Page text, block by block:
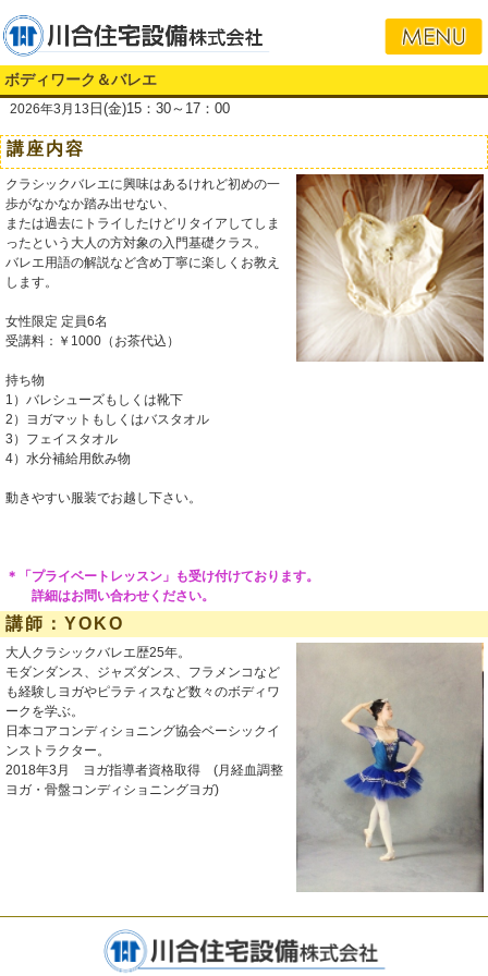
ボディワーク＆バレエ
2026年3月13 日(金)15：30～17：00
講座内容
クラシックバレエに興味はあるけれど初めの一
歩がなかなか踏み出せない、
または過去にトライしたけどリタイアしてしま
ったという大人の方対象の入門基礎クラス。
バレエ用語の解説など含め丁寧に楽しくお教え
します。
女性限定 定員6名
受講料：￥1000（お茶代込）
持ち物
1）バレシューズもしくは靴下
2）ヨガマットもしくはバスタオル
3）フェイスタオル
4）水分補給用飲み物
動きやすい服装でお越し下さい。
＊「プライベートレッスン」も受け付けております。
詳細はお問い合わせください。
講師：YOKO
大人クラシックバレエ歴25年。
モダンダンス、ジャズダンス、フラメンコなど
も経験しヨガやピラティスなど数々のボディワ
ークを学ぶ。
日本コアコンディショニング協会ベーシックイ
ンストラクター。
2018年3月 ヨガ指導者資格取得 (月経血調整
ヨガ・骨盤コンディショニングヨガ)